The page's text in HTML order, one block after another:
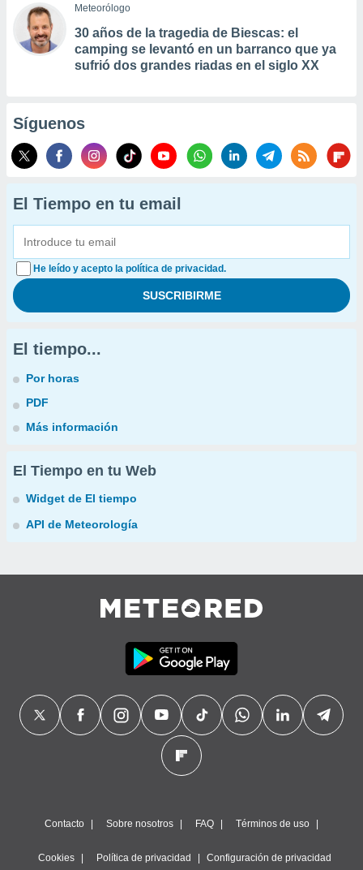
Meteorólogo
30 años de la tragedia de Biescas: el
camping se levantó en un barranco que ya
sufrió dos grandes riadas en el siglo XX
Síguenos
El Tiempo en tu email
He leído y acepto la política de privacidad.
El tiempo...
Por horas
PDF
Más información
El Tiempo en tu Web
Widget de El tiempo
API de Meteorología
Contacto Sobre nosotros FAQ Términos de uso
Cookies Política de privacidad Configuración de privacidad